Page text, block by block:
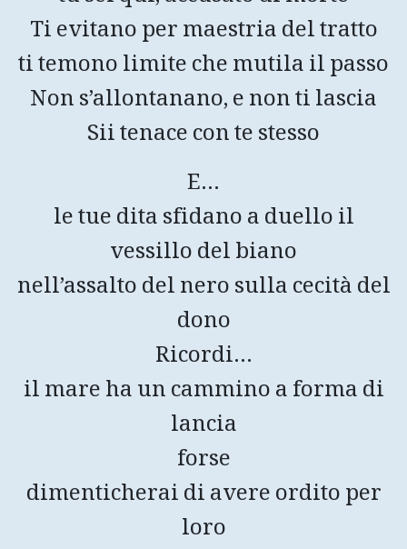
Ti evitano per maestria del tratto
ti temono limite che mutila il passo
Non s’allontanano, e non ti lascia
Sii tenace con te stesso
E…
le tue dita sfidano a duello il
vessillo del biano
nell’assalto del nero sulla cecità del
dono
Ricordi…
il mare ha un cammino a forma di
lancia
forse
dimenticherai di avere ordito per
loro